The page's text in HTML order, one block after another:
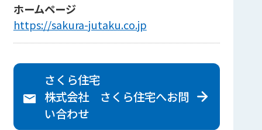
ホームページ
https://sakura-jutaku.co.jp
さくら住宅
株式会社 さくら住宅へお問
い合わせ